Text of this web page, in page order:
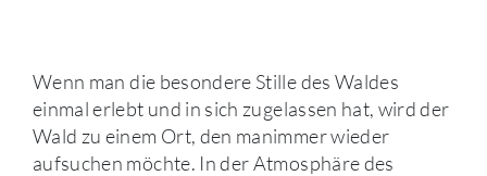
Wenn man die besondere Stille des Waldes
einmal erlebt und in sich zugelassen hat, wird der
Wald zu einem Ort, den manimmer wieder
aufsuchen möchte. In der Atmosphäre des